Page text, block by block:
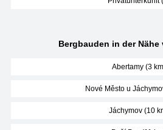
Bergbauden in der Nähe
Abertamy (3
Nové Město u
Jáchymov (10